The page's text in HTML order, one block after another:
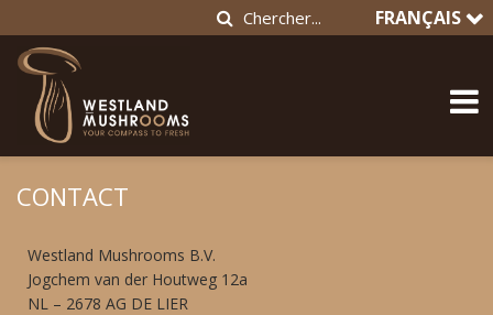
FRANÇAIS
CONTACT
Westland Mushrooms B.V.
Jogchem van der Houtweg 12a
NL – 2678 AG DE LIER